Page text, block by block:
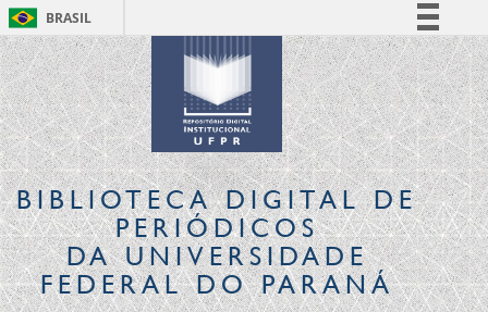
BRASIL
Simplifique!
Comunica BR
Participe
Acesso à informação
Legislação
Canais
BIBLIOTECA DIGITALDE
PERIÓDICOS
DA UNIVERSIDADE
FEDERAL DO PARANÁ